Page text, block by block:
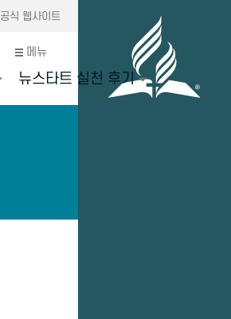
공식 웹사이트
메뉴
뉴스타트 실천 후기